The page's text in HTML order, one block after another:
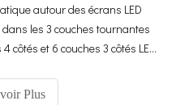
autour des écrans LED
les 3 couches tournantes
côtés et 6 couches 3 côtés LED
les espaces des centres
Plus